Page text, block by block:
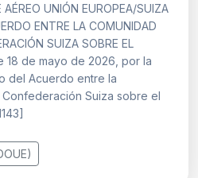
UNIÓN EUROPEA/SUIZA
ENTRE LA COMUNIDAD
SUIZA SOBRE EL
18 de mayo de 2026, por la
del Acuerdo entre la
Suiza sobre el